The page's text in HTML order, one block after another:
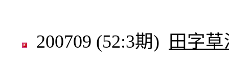
200709 (52:3期) 田字